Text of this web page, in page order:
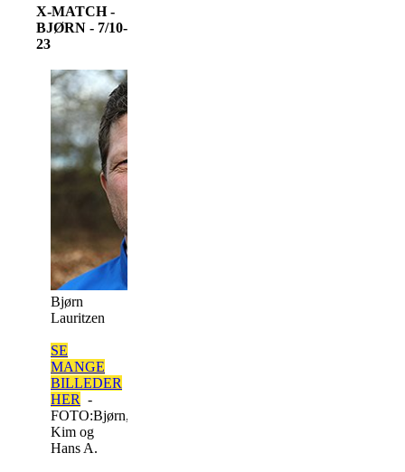
X-MATCH -
BJØRN - 7/10-
23
Bjørn
Lauritzen
SE
MANGE
BILLEDER
HER -
FOTO:Bjørn,
Kim og
Hans A.